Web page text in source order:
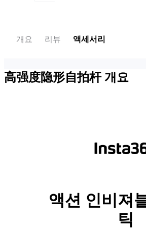
개요 리뷰 액세서리
高强度隐形自拍杆 개요
액션 인비져
틱